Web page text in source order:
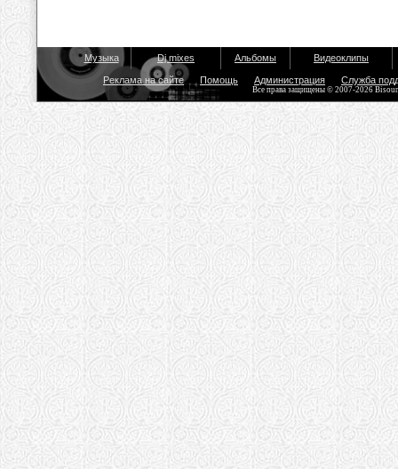
Музыка Dj mixes Альбомы Видеоклипы
Реклама на сайте Помощь Администрация Служба
Все права защищены © 2007-2026